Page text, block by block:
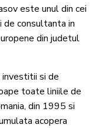
este unul din cei
de consultanta in
din judetul
si de
toate liniile de
din 1995 si
acopera